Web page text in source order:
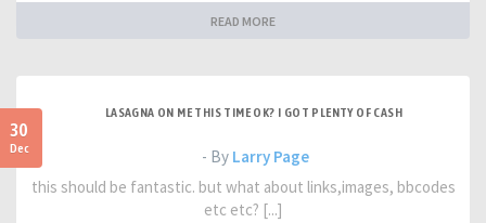
READ MORE
30
Dec
LASAGNA ON ME THIS TIME OK? I GOT PLENTY OF CASH
- By Larry Page
this should be fantastic. but what about links,images, bbcodes
etc etc? [...]